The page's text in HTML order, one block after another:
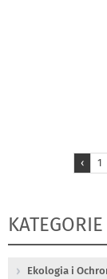
‹ 1
Ekologia i